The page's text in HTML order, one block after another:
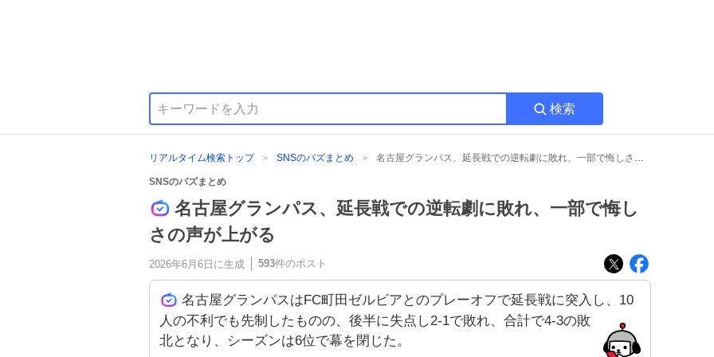
検索
リアルタイム検索トップ SNSのバズまとめ 名古屋グランパス、延長戦での逆転劇に敗れ、一部で悔しさの声が上がる
SNSのバズまとめ
名古屋グランパス、延長戦での逆転劇に敗れ、一部で悔し
さの声が上がる
2026年6月6日 に生成 593件のポスト
名古屋グランパスはFC町田ゼルビアとのプレーオフで延長戦に突入し、10
人の不利でも先制したものの、後半に失点し2-1で敗れ、合計で4-3の敗
北となり、シーズンは6位で幕を閉じた。